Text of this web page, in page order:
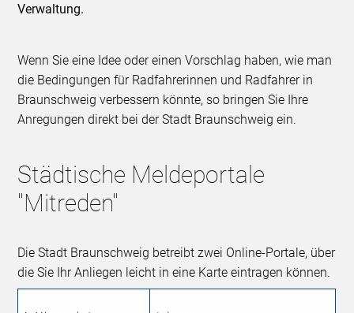
Verwaltung.
Wenn Sie eine Idee oder einen Vorschlag haben, wie man
die Bedingungen für Radfahrerinnen und Radfahrer in
Braunschweig verbessern könnte, so bringen Sie Ihre
Anregungen direkt bei der Stadt Braunschweig ein.
Städtische Meldeportale
"Mitreden"
Die Stadt Braunschweig betreibt zwei Online-Portale, über
die Sie Ihr Anliegen leicht in eine Karte eintragen können.